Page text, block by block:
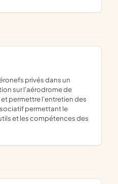
sur l'aérodrome de
permettre l'entretien des
permettant le
et les compétences des